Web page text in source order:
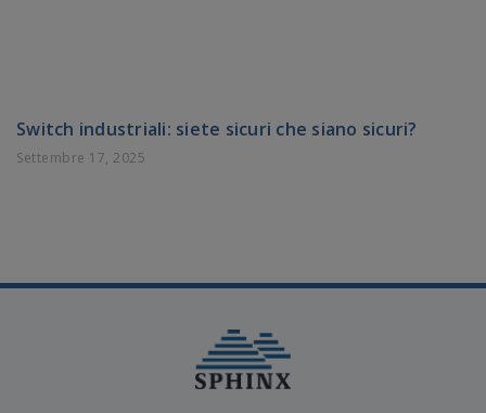
Switch industriali: siete sicuri che siano sicuri?
Settembre 17, 2025